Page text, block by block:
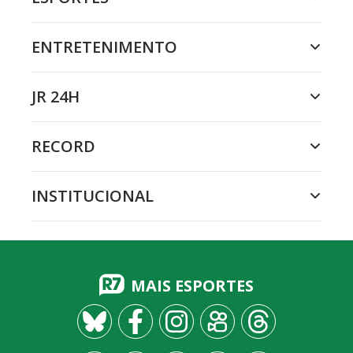
ENTRETENIMENTO
JR 24H
RECORD
INSTITUCIONAL
MAIS ESPORTES